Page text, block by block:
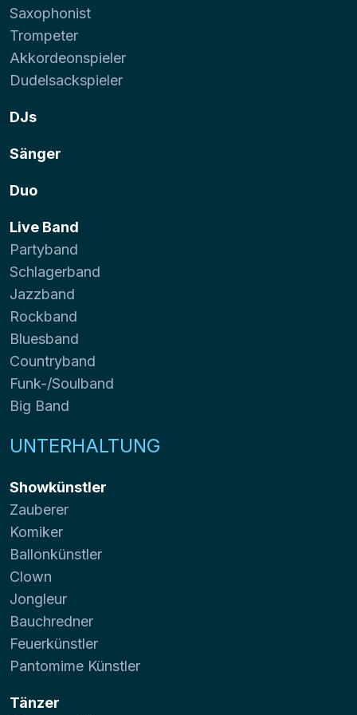
Saxophonist
Trompeter
Akkordeonspieler
Dudelsackspieler
DJs
Sänger
Duo
Live Band
Partyband
Schlagerband
Jazzband
Rockband
Bluesband
Countryband
Funk-/Soulband
Big Band
UNTERHALTUNG
Showkünstler
Zauberer
Komiker
Ballonkünstler
Clown
Jongleur
Bauchredner
Feuerkünstler
Pantomime Künstler
Tänzer